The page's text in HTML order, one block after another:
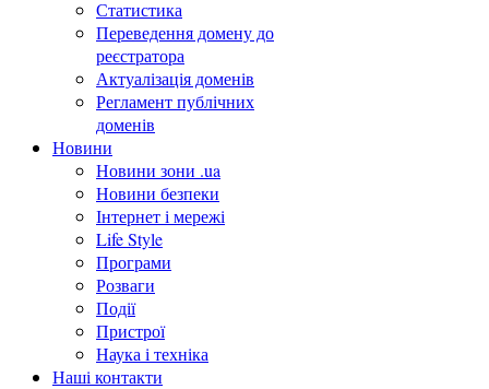
Статистика
Переведення домену до
реєстратора
Актуалізація доменів
Регламент публічних
доменів
Новини
Новини зони .ua
Новини безпеки
Інтернет і мережі
Life Style
Програми
Розваги
Події
Пристрої
Наука і техніка
Наші контакти